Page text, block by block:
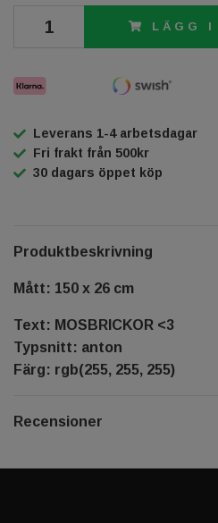
LÄGG I
Leverans 1-4 arbetsdagar
Fri frakt från 500kr
30 dagars öppet köp
Produktbeskrivning
Mått: 150 x 26 cm
Text: MOSBRICKOR <3
Typsnitt: anton
Färg: rgb(255, 255, 255)
Recensioner